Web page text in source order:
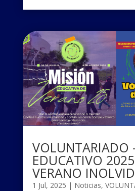
VOLUNTARIADO
EDUCATIVO
VERANO
1 Jul, 2025 | Noticias,